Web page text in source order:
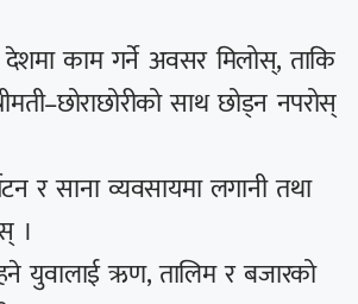
काम गर्ने अवसर मिलोस्, ताकि
साथ छोड्न नपरोस्
र साना व्यवसायमा लगानी तथा
।
युवालाई ऋण, तालिम र बजारको